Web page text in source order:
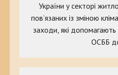
України у секторі
пов’язаних із зміною
заходи, які
ОСББ